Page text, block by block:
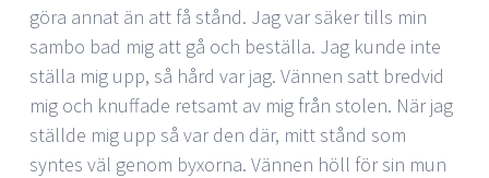
göra annat än att få stånd. Jag var säker tills min
sambo bad mig att gå och beställa. Jag kunde inte
ställa mig upp, så hård var jag. Vännen satt bredvid
mig och knuffade retsamt av mig från stolen. När jag
ställde mig upp så var den där, mitt stånd som
syntes väl genom byxorna. Vännen höll för sin mun